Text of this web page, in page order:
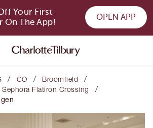
Your First
On The App!
OPEN APP
/ CO / Broomfield /
Flatiron Crossing /